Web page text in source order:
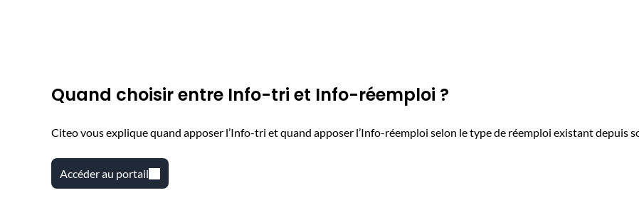
Quand choisir entre Info-tri et Info-réemploi ?
Citeo vous explique quand apposer l’Info-tri et quand apposer l’Info-réemploi selon le type de réemploi existant depuis
Accéder au portail